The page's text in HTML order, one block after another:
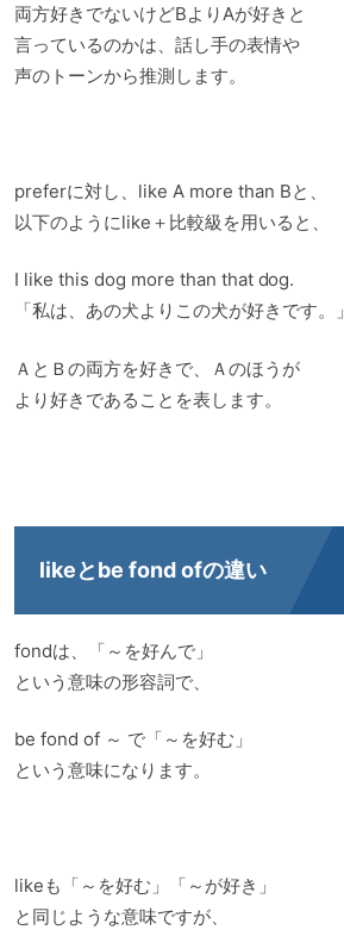
両方好きでないけどBよりAが好きと
言っているのかは、話し手の表情や
声のトーンから推測します。
preferに対し、like A more than Bと、
以下のようにlike＋比較級を用いると、
I like this dog more than that dog.
「私は、あの犬よりこの犬が好きです。」
ＡとＢの両方を好きで、Ａのほうが
より好きであることを表します。
likeとbe fond ofの違い
fondは、「～を好んで」
という意味の形容詞で、
be fond of ～ で「～を好む」
という意味になります。
likeも「～を好む」「～が好き」
と同じような意味ですが、